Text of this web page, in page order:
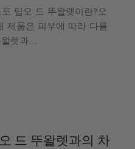
팁오 드 뚜왈렛이란?오
제품은 피부에 따라 다를
왈렛과…
드 뚜왈렛과의 차